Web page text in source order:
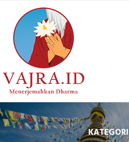
KATEGORI